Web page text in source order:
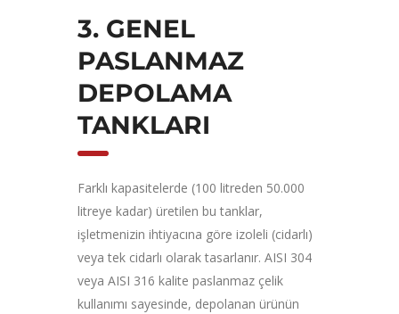
3. GENEL
PASLANMAZ
DEPOLAMA
TANKLARI
Farklı kapasitelerde (100 litreden 50.000
litreye kadar) üretilen bu tanklar,
işletmenizin ihtiyacına göre izoleli (cidarlı)
veya tek cidarlı olarak tasarlanır. AISI 304
veya AISI 316 kalite paslanmaz çelik
kullanımı sayesinde, depolanan ürünün